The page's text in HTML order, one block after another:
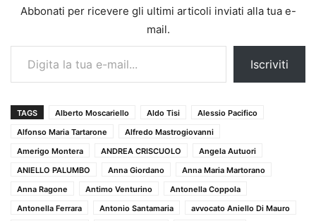
Abbonati per ricevere gli ultimi articoli inviati alla tua e-
mail.
Digita la tua e-mail...
Iscriviti
TAGS Alberto Moscariello Aldo Tisi
Alessio Pacifico
Alfonso Maria Tartarone
Alfredo Mastrogiovanni
Amerigo Montera
ANDREA CRISCUOLO
Angela Autuori
ANIELLO PALUMBO
Anna Giordano
Anna Maria Martorano
Anna Ragone
Antimo Venturino
Antonella Coppola
Antonella Ferrara
Antonio Santamaria
avvocato Aniello Di Mauro